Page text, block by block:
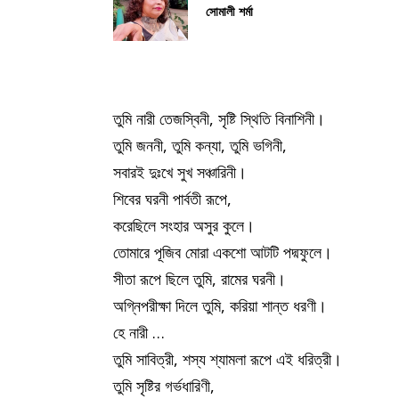
সোমালী শর্মা
তুমি নারী তেজস্বিনী, সৃষ্টি স্থিতি বিনাশিনী।
তুমি জননী, তুমি কন্যা, তুমি ভগিনী,
সবারই দুঃখে সুখ সঞ্চারিনী।
শিবের ঘরনী পার্বতী রূপে,
করেছিলে সংহার অসুর কুলে।
তোমারে পূজিব মোরা একশো আটটি পদ্মফুলে।
সীতা রূপে ছিলে তুমি, রামের ঘরনী।
অগ্নিপরীক্ষা দিলে তুমি, করিয়া শান্ত ধরণী।
হে নারী …
তুমি সাবিত্রী, শস্য শ্যামলা রূপে এই ধরিত্রী।
তুমি সৃষ্টির গর্ভধারিণী,